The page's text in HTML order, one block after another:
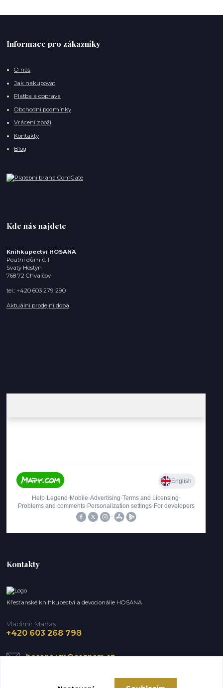
Informace pro zákazníky
O nás
Jak nakupovat
Platba a doprava
Obchodní podmínky
Vrácení zboží
Kontakty
Blog
Kde nás najdete
Knihkupectví HOSANA
Poutní dům č. 1
Svatý Hostýn
768 72 Chvalčov
tel.: +420 603 279 290
Aktuální prodejní doba
Kontakty
Křesťanské knihkupectví a devocionálie HOSANA
Vladimír Maňas
+420 603 268 798
hosana.vm@seznam.cz